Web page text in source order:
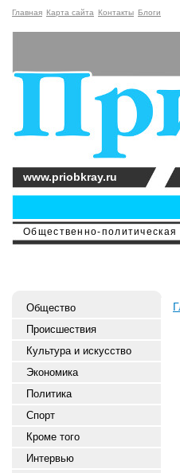
Главная Карта сайта Контакты Блоги
Общественно-политическая
www.priobkray.ru
Общество
Происшествия
Культура и искусство
Экономика
Политика
Спорт
Кроме того
Интервью